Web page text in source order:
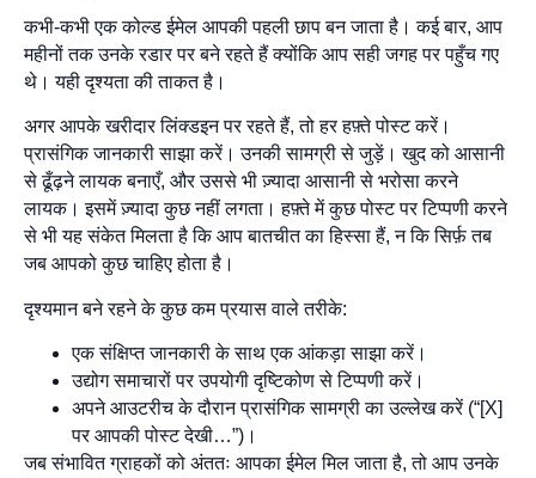
कभी-कभी एक कोल्ड ईमेल आपकी पहली छाप बन जाता है। कई बार, आप
महीनों तक उनके रडार पर बने रहते हैं क्योंकि आप सही जगह पर पहुँच गए
थे। यही दृश्यता की ताकत है।
अगर आपके खरीदार लिंक्डइन पर रहते हैं, तो हर हफ़्ते पोस्ट करें।
प्रासंगिक जानकारी साझा करें। उनकी सामग्री से जुड़ें। खुद को आसानी
से ढूँढ़ने लायक बनाएँ, और उससे भी ज़्यादा आसानी से भरोसा करने
लायक। इसमें ज़्यादा कुछ नहीं लगता। हफ़्ते में कुछ पोस्ट पर टिप्पणी करने
से भी यह संकेत मिलता है कि आप बातचीत का हिस्सा हैं, न कि सिर्फ़ तब
जब आपको कुछ चाहिए होता है।
दृश्यमान बने रहने के कुछ कम प्रयास वाले तरीके:
एक संक्षिप्त जानकारी के साथ एक आंकड़ा साझा करें।
उद्योग समाचारों पर उपयोगी दृष्टिकोण से टिप्पणी करें।
अपने आउटरीच के दौरान प्रासंगिक सामग्री का उल्लेख करें (“[X]
पर आपकी पोस्ट देखी…”)।
जब संभावित ग्राहकों को अंततः आपका ईमेल मिल जाता है, तो आप उनके